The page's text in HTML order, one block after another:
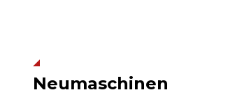
Neumaschinen